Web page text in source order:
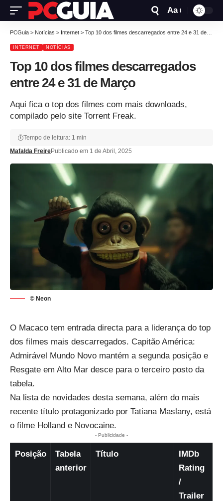
Aa
PCGuia > Notícias > Internet > Top 10 dos filmes descarregados entre 24 e 31 de Março
INTERNET NOTÍCIAS
Top 10 dos filmes descarregados
entre 24 e 31 de Março
Aqui fica o top dos filmes com mais downloads,
compilado pelo site Torrent Freak.
Mafalda FreirePublicado em 1 de Abril, 2025
Tempo de leitura: 1 min
© Neon
O Macaco tem entrada directa para a liderança do top
dos filmes mais descarregados. Capitão América:
Admirável Mundo Novo mantém a segunda posição e
Resgate em Alto Mar desce para o terceiro posto da
tabela.
Na lista de novidades desta semana, além do mais
recente título protagonizado por Tatiana Maslany, está
o filme Holland e Novocaine.
- Publicidade -
Posição
Tabela
anterior
Título
IMDb
Rating
/
Trailer